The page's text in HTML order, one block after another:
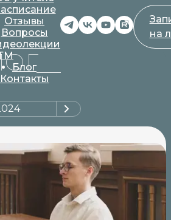
Отзывы
Вопросы
Блог
Контакты
на